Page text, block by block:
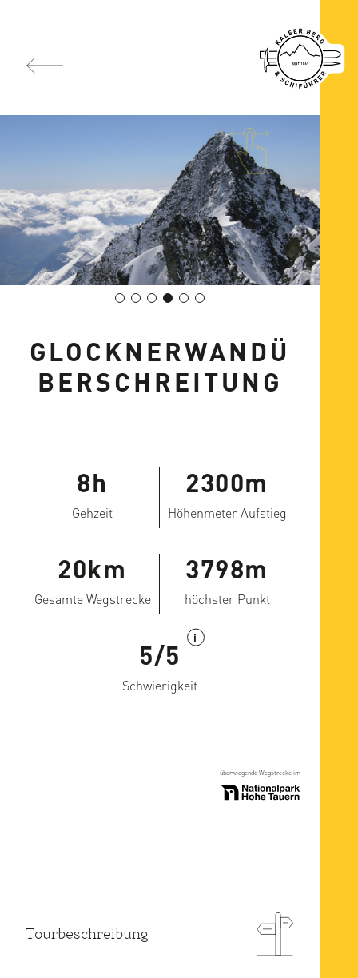
GLOCKNERWANDÜ
BERSCHREITUNG
8h
Gehzeit
2300m
Höhenmeter Aufstieg
20km
Gesamte Wegstrecke
3798m
höchster Punkt
5/5
i
Schwierigkeit
überwiegende Wegstrecke im
Tourbeschreibung